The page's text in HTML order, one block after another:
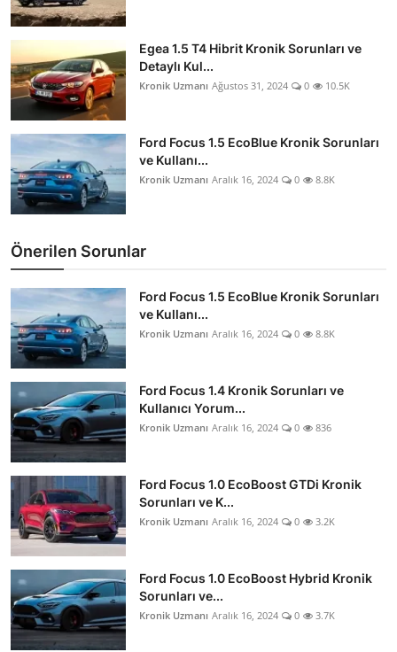
Egea 1.5 T4 Hibrit Kronik Sorunları ve
Detaylı Kul...
Kronik Uzmanı Ağustos 31, 2024 0 10.5K
Ford Focus 1.5 EcoBlue Kronik Sorunları
ve Kullanı...
Kronik Uzmanı Aralık 16, 2024 0 8.8K
Önerilen Sorunlar
Ford Focus 1.5 EcoBlue Kronik Sorunları
ve Kullanı...
Kronik Uzmanı Aralık 16, 2024 0 8.8K
Ford Focus 1.4 Kronik Sorunları ve
Kullanıcı Yorum...
Kronik Uzmanı Aralık 16, 2024 0 836
Ford Focus 1.0 EcoBoost GTDi Kronik
Sorunları ve K...
Kronik Uzmanı Aralık 16, 2024 0 3.2K
Ford Focus 1.0 EcoBoost Hybrid Kronik
Sorunları ve...
Kronik Uzmanı Aralık 16, 2024 0 3.7K